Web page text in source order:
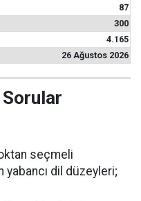
87
300
4.165
26 Ağustos 2026
Sorular
seçmeli
yabancı dil düzeyleri;